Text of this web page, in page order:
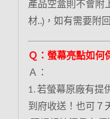
產品空盒則不會附
材..)，如有需要附
Ｑ：螢幕亮點如何
Ａ：
1. 若螢幕原廠有提
到府收送！也可７